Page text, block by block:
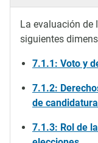
La evaluación de
siguientes
7.1.1: Voto y
7.1.2:
de
7.1.3: Rol de